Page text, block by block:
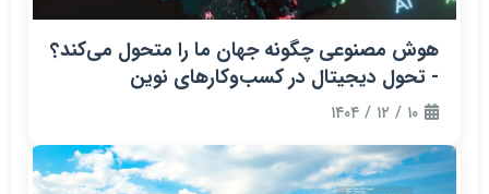
هوش مصنوعی چگونه جهان ما را متحول می‌کند؟
- تحول دیجیتال در کسب‌وکارهای نوین
۱۰ / ۱۲ / ۱۴۰۴